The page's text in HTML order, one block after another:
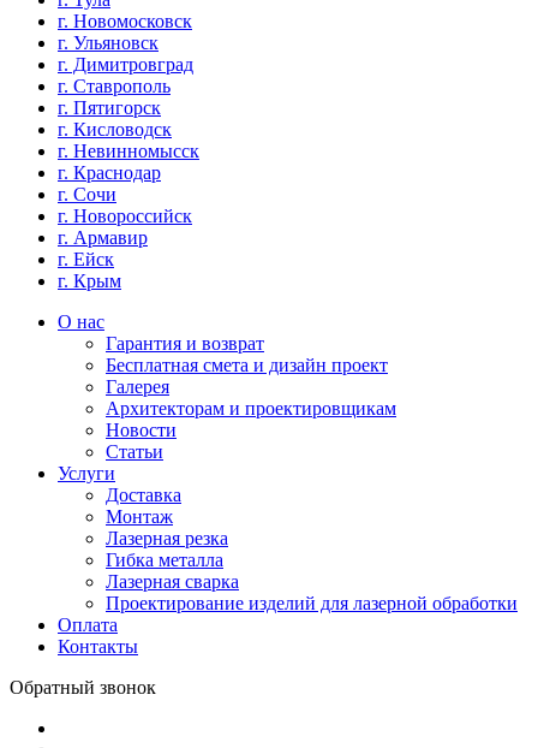
г. Новомосковск
г. Ульяновск
г. Димитровград
г. Ставрополь
г. Пятигорск
г. Кисловодск
г. Невинномысск
г. Краснодар
г. Сочи
г. Новороссийск
г. Армавир
г. Ейск
г. Крым
О нас
Гарантия и возврат
Бесплатная смета и дизайн проект
Галерея
Архитекторам и проектировщикам
Новости
Статьи
Услуги
Доставка
Монтаж
Лазерная резка
Гибка металла
Лазерная сварка
Проектирование изделий для лазерной обработки
Оплата
Контакты
Обратный звонок